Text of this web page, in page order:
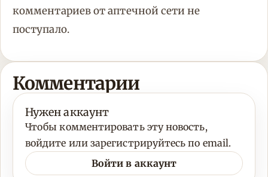
комментариев от аптечной сети не
поступало.
Комментарии
Нужен аккаунт
Чтобы комментировать эту новость,
войдите или зарегистрируйтесь по email.
Войти в аккаунт